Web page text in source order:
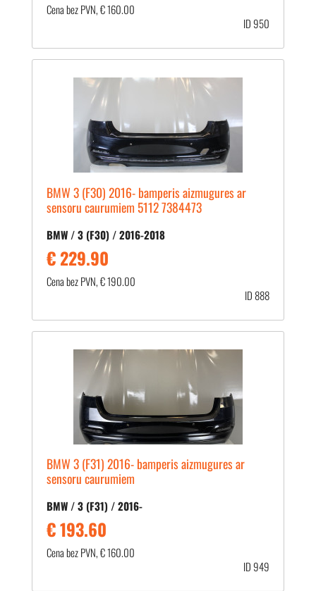
Cena bez PVN, € 160.00
ID 950
BMW 3 (F30) 2016- bamperis aizmugures ar
sensoru caurumiem 5112 7384473
BMW / 3 (F30) / 2016-2018
€ 229.90
Cena bez PVN, € 190.00
ID 888
BMW 3 (F31) 2016- bamperis aizmugures ar
sensoru caurumiem
BMW / 3 (F31) / 2016-
€ 193.60
Cena bez PVN, € 160.00
ID 949